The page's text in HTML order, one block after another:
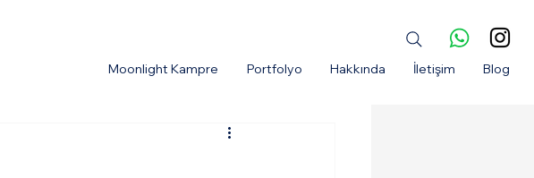
Moonlight Kampre Portfolyo Hakkında İletişim Blog